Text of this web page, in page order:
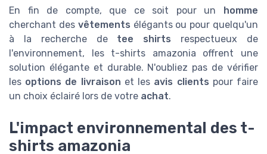
En fin de compte, que ce soit pour un homme
cherchant des vêtements élégants ou pour quelqu'un
à la recherche de tee shirts respectueux de
l'environnement, les t-shirts amazonia offrent une
solution élégante et durable. N'oubliez pas de vérifier
les options de livraison et les avis clients pour faire
un choix éclairé lors de votre achat.
L'impact environnemental des t-
shirts amazonia